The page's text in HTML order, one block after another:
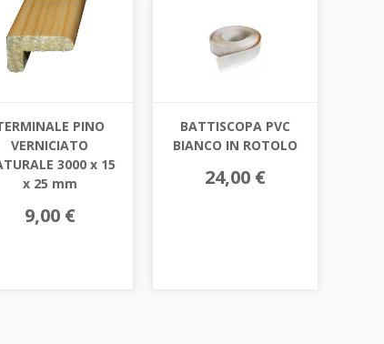
PINO
VERNICIATO
3000 x 15
x 25 mm
9,00 €
BATTISCOPA PVC
BIANCO IN ROTOLO
24,00 €